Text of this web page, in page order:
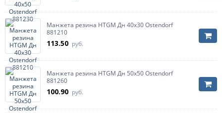
Манжета резина HTGM Дн 40х30 Ostendorf
881210
113.50 руб.
Манжета резина HTGM Дн 50х50 Ostendorf
881260
100.90 руб.